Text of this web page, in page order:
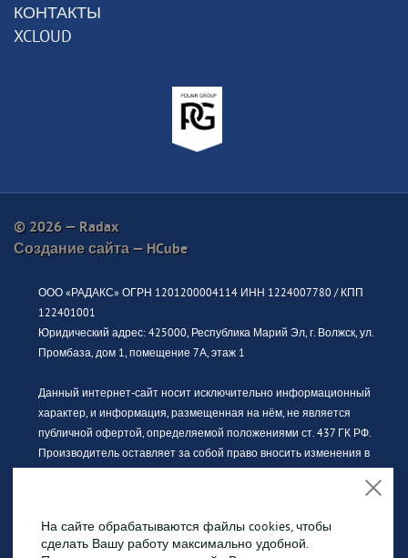
КОНТАКТЫ
XCLOUD
© 2026 — Radax
Создание сайта —HCube
ООО «РАДАКС» ОГРН 1201200004114 ИНН 1224007780 / КПП
122401001
Юридический адрес: 425000, Республика Марий Эл, г. Волжск, ул.
Промбаза, дом 1, помещение 7А, этаж 1
Данный интернет-сайт носит исключительно информационный
характер, и информация, размещенная на нём, не является
публичной офертой, определяемой положениями ст. 437 ГК РФ.
Производитель оставляет за собой право вносить изменения в
уведомления. За актуальной информацией просьба обращаться к
Изображение продукции может отличаться от фактического вида.
На сайте обрабатываются файлы cookies, чтобы
сделать Вашу работу максимально удобной.